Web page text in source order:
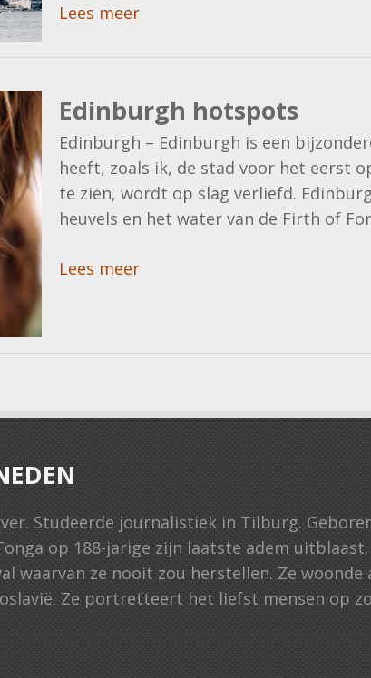
Lees meer
Edinburgh hotspots
Edinburgh – Edinburgh is een
heeft, zoals ik, de stad voor het eerst
te zien, wordt op slag verliefd.
heuvels en het water van de Firth of
Lees meer
Studeerde journalistiek in Tilburg.
op 188-jarige zijn laatste adem
waarvan ze nooit zou herstellen. Ze
Ze portretteert het liefst mensen op